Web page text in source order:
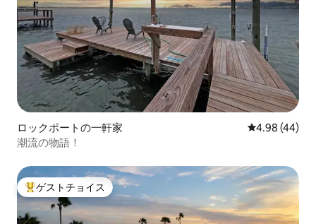
ロックポートの一軒家 レビュー44
4.98 (44)
潮流の物語！
大好評のゲストチョイスです。
ゲストチョイス